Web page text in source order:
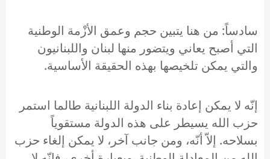
سادساً: من هنا يتبين حجم وعمق الأزْمة الوطنية
التي أصبح يعاني ويتضور منها لبنان واللبنانيون
والتي يمكن تلخيصها بهذه الحقيقة الأساسية.
إنّه لا يمكن إعادة بناء الدولة اللبنانية طالما استمر
حزب الله يسيطر على هذه الدولة مستقوياً
بسلاحه. إلاّ أنّه، ومن جانب آخر، لا يمكن إلغاء حزب